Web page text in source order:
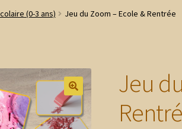
(0-3 ans) Jeu du Zoom – Ecole & Rentrée
Jeu